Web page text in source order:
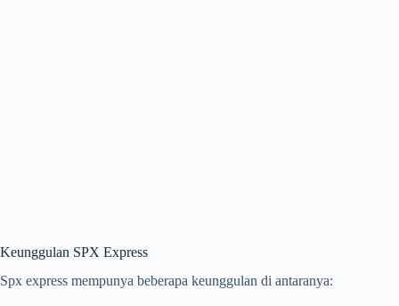
Keunggulan SPX Express
Spx express mempunya beberapa keunggulan di antaranya: